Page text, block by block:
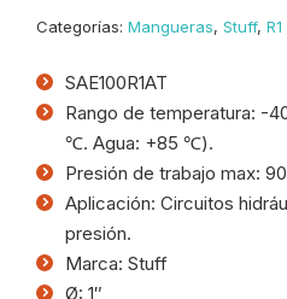
Categorías: Mangueras, Stuff, R1
SAE100R1AT
Rango de temperatura: -
℃. Agua: +85 ℃).
Presión de trabajo max:
Aplicación: Circuitos
presión.
Marca: Stuff
Ø: 1″